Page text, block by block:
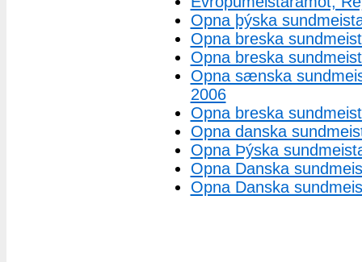
Opna þýska
Opna breska
Opna breska
Opna sænska
2006
Opna breska
Opna danska
Opna Þýska
Opna Danska
Opna Danska